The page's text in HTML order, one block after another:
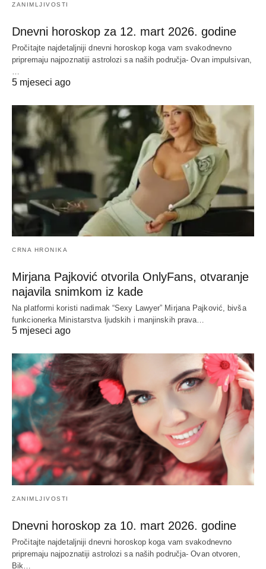
ZANIMLJIVOSTI
Dnevni horoskop za 12. mart 2026. godine
Pročitajte najdetaljniji dnevni horoskop koga vam svakodnevno
pripremaju najpoznatiji astrolozi sa naših područja- Ovan impulsivan,
5 mjeseci ago
CRNA HRONIKA
Mirjana Pajković otvorila OnlyFans, otvaranje
najavila snimkom iz kade
Na platformi koristi nadimak “Sexy Lawyer” Mirjana Pajković, bivša
funkcionerka Ministarstva ljudskih i manjinskih prava…
5 mjeseci ago
ZANIMLJIVOSTI
Dnevni horoskop za 10. mart 2026. godine
Pročitajte najdetaljniji dnevni horoskop koga vam svakodnevno
pripremaju najpoznatiji astrolozi sa naših područja- Ovan otvoren,
Bik…